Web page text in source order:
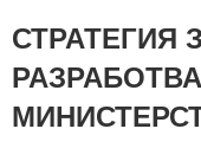
СТРАТЕГИЯ